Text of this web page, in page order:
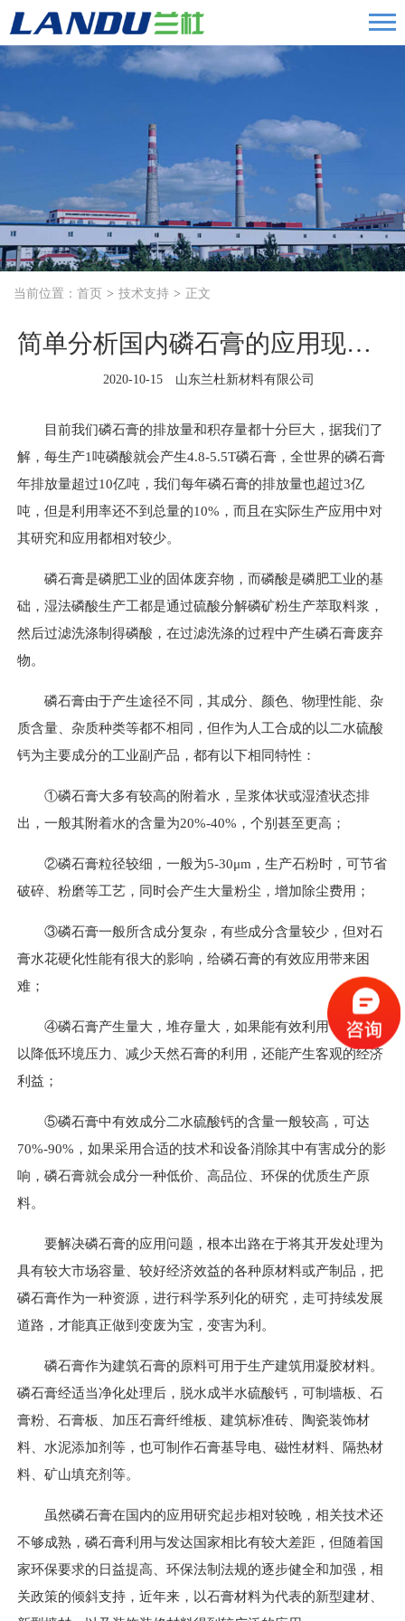
当前位置： 首页 技术支持 正文
简单分析国内磷石膏的应用现状和发展前景
2020-10-15 山东兰杜新材料有限公司
目前我们磷石膏的排放量和积存量都十分巨大，据我们了
解，每生产1吨磷酸就会产生4.8-5.5T磷石膏，全世界的磷石膏
年排放量超过10亿吨，我们每年磷石膏的排放量也超过3亿
吨，但是利用率还不到总量的10%，而且在实际生产应用中对
其研究和应用都相对较少。
磷石膏是磷肥工业的固体废弃物，而磷酸是磷肥工业的基
础，湿法磷酸生产工都是通过硫酸分解磷矿粉生产萃取料浆，
然后过滤洗涤制得磷酸，在过滤洗涤的过程中产生磷石膏废弃
物。
磷石膏由于产生途径不同，其成分、颜色、物理性能、杂
质含量、杂质种类等都不相同，但作为人工合成的以二水硫酸
钙为主要成分的工业副产品，都有以下相同特性：
①磷石膏大多有较高的附着水，呈浆体状或湿渣状态排
出，一般其附着水的含量为20%-40%，个别甚至更高；
②磷石膏粒径较细，一般为5-30μm，生产石粉时，可节省
破碎、粉磨等工艺，同时会产生大量粉尘，增加除尘费用；
③磷石膏一般所含成分复杂，有些成分含量较少，但对石
膏水花硬化性能有很大的影响，给磷石膏的有效应用带来困
难；
④磷石膏产生量大，堆存量大，如果能有效利用，不仅可
以降低环境压力、减少天然石膏的利用，还能产生客观的经济
利益；
⑤磷石膏中有效成分二水硫酸钙的含量一般较高，可达
70%-90%，如果采用合适的技术和设备消除其中有害成分的影
响，磷石膏就会成分一种低价、高品位、环保的优质生产原
料。
要解决磷石膏的应用问题，根本出路在于将其开发处理为
具有较大市场容量、较好经济效益的各种原材料或产制品，把
磷石膏作为一种资源，进行科学系列化的研究，走可持续发展
道路，才能真正做到变废为宝，变害为利。
磷石膏作为建筑石膏的原料可用于生产建筑用凝胶材料。
磷石膏经适当净化处理后，脱水成半水硫酸钙，可制墙板、石
膏粉、石膏板、加压石膏纤维板、建筑标准砖、陶瓷装饰材
料、水泥添加剂等，也可制作石膏基导电、磁性材料、隔热材
料、矿山填充剂等。
虽然磷石膏在国内的应用研究起步相对较晚，相关技术还
不够成熟，磷石膏利用与发达国家相比有较大差距，但随着国
家环保要求的日益提高、环保法制法规的逐步健全和加强，相
关政策的倾斜支持，近年来，以石膏材料为代表的新型建材、